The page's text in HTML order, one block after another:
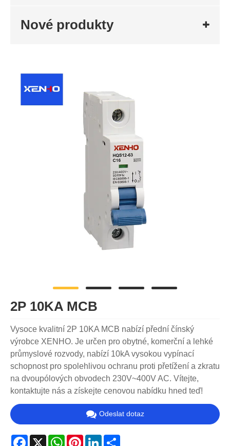
Nové produkty
2P 10KA MCB
Vysoce kvalitní 2P 10KA MCB nabízí přední čínský
výrobce XENHO. Je určen pro obytné, komerční a lehké
průmyslové rozvody, nabízí 10kA vysokou vypínací
schopnost pro spolehlivou ochranu proti přetížení a zkratu
na dvoupólových obvodech 230V~400V AC. Vítejte,
kontaktujte nás a získejte cenovou nabídku hned teď!
Odeslat dotaz
Facebook
X WhatsApp
PinterestLinkedIn